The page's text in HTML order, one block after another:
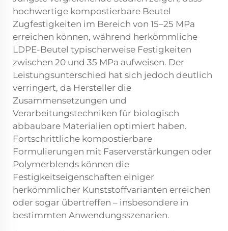
hochwertige kompostierbare Beutel
Zugfestigkeiten im Bereich von 15–25 MPa
erreichen können, während herkömmliche
LDPE-Beutel typischerweise Festigkeiten
zwischen 20 und 35 MPa aufweisen. Der
Leistungsunterschied hat sich jedoch deutlich
verringert, da Hersteller die
Zusammensetzungen und
Verarbeitungstechniken für biologisch
abbaubare Materialien optimiert haben.
Fortschrittliche kompostierbare
Formulierungen mit Faserverstärkungen oder
Polymerblends können die
Festigkeitseigenschaften einiger
herkömmlicher Kunststoffvarianten erreichen
oder sogar übertreffen – insbesondere in
bestimmten Anwendungsszenarien.